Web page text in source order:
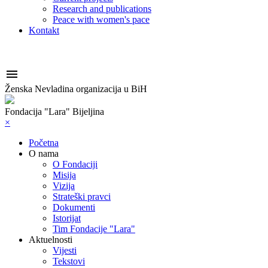
Research and publications
Peace with women's pace
Kontakt

Ženska Nevladina organizacija u BiH
Fondacija "Lara" Bijeljina
×
Početna
O nama
O Fondaciji
Misija
Vizija
Strateški pravci
Dokumenti
Istorijat
Tim Fondacije "Lara"
Aktuelnosti
Vijesti
Tekstovi